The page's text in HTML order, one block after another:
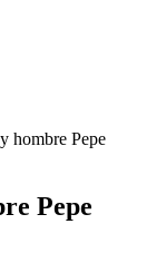
hombre Pepe
Pepe